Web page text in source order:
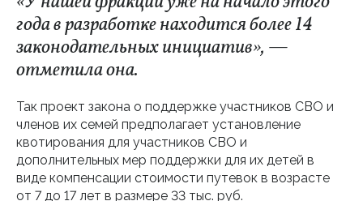
года в разработке находится более 14
законодательных инициатив», —
отметила она.
Так проект закона о поддержке участников СВО и
членов их семей предполагает установление
квотирования для участников СВО и
дополнительных мер поддержки для их детей в
виде компенсации стоимости путевок в возрасте
от 7 до 17 лет в размере 33 тыс. руб.